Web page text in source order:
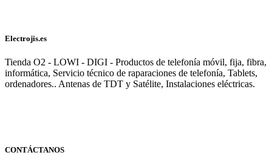
Electrojis.es
Tienda O2 - LOWI - DIGI - Productos de telefonía móvil, fija, fibra,
informática, Servicio técnico de raparaciones de telefonía, Tablets,
ordenadores.. Antenas de TDT y Satélite, Instalaciones eléctricas.
CONTÁCTANOS